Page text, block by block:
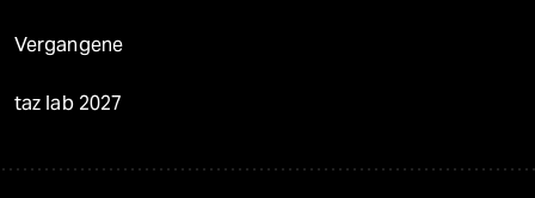
Vergangene
taz lab 2027